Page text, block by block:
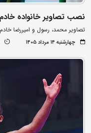
نصب تصاویر خانواده
تصاویر محمد، رسول و امیررضا
چهارشنبه ۱۴ مرداد ۱۴۰۵